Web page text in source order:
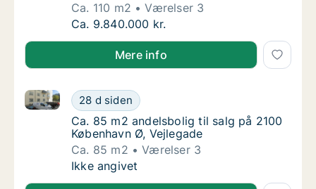
Ca. 110 m2
Værelser 3
Ca. 110 m2 andelsbolig til salg på 1900
Ca. 9.840.000 kr.
Mere info
Ca. 85 m2 andelsbolig til salg på 2100
28 d siden
Ca. 85 m2 andelsbolig til salg på 2100 København
Ca. 85 m2 andelsbolig til salg på 2100
Ca. 85 m2 andelsbolig til salg på 2100
København Ø, Vejlegade
Ca. 85 m2
Værelser 3
Ca. 85 m2 andelsbolig til salg på 2100
Ikke angivet